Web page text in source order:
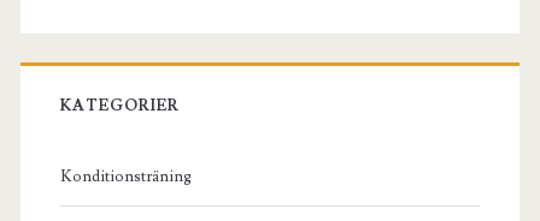
KATEGORIER
Konditionsträning